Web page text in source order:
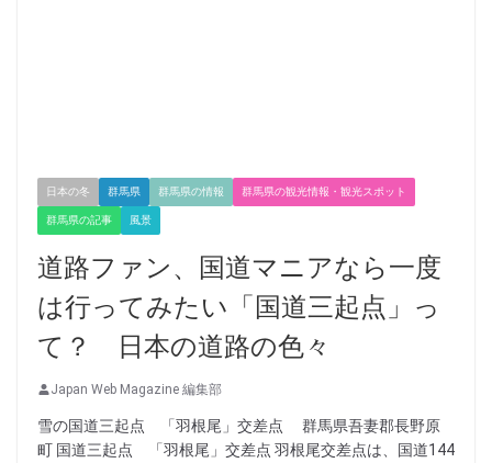
日本の冬 群馬県 群馬県の情報 群馬県の観光情報・観光スポット
群馬県の記事 風景
道路ファン、国道マニアなら一度
は行ってみたい「国道三起点」っ
て？ 日本の道路の色々
Japan Web Magazine 編集部
雪の国道三起点 「羽根尾」交差点 群馬県吾妻郡長野原
町 国道三起点 「羽根尾」交差点 羽根尾交差点は、国道144